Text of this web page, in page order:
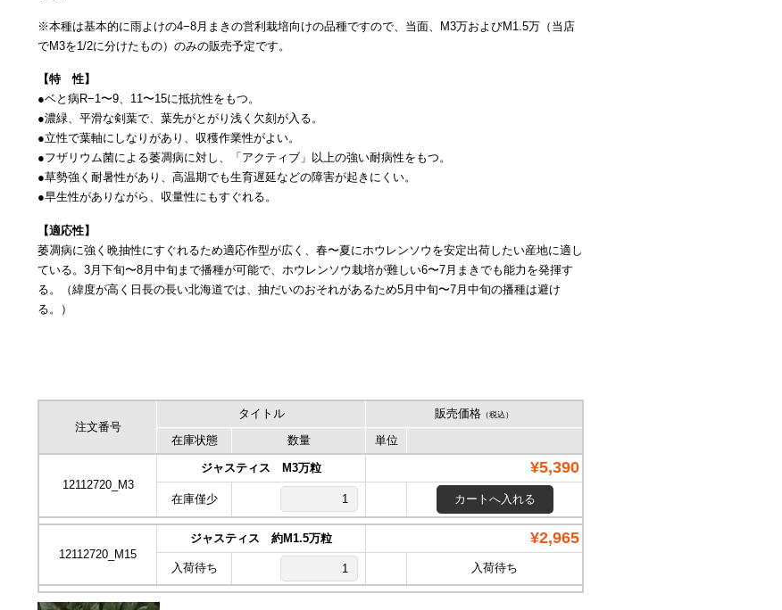
※本種は基本的に雨よけの4−8月まきの営利栽培向けの品種ですので、当面、M3万およびM1.5万（当店
でM3を1/2に分けたもの）のみの販売予定です。
【特 性】
●ベと病R−1〜9、11〜15に抵抗性をもつ。
●濃緑、平滑な剣葉で、葉先がとがり浅く欠刻が入る。
●立性で葉軸にしなりがあり、収穫作業性がよい。
●フザリウム菌による萎凋病に対し、「アクティブ」以上の強い耐病性をもつ。
●草勢強く耐暑性があり、高温期でも生育遅延などの障害が起きにくい。
●早生性がありながら、収量性にもすぐれる。
【適応性】
萎凋病に強く晩抽性にすぐれるため適応作型が広く、春〜夏にホウレンソウを安定出荷したい産地に適し
ている。3月下旬〜8月中旬まで播種が可能で、ホウレンソウ栽培が難しい6〜7月まきでも能力を発揮す
る。（緯度が高く日長の長い北海道では、抽だいのおそれがあるため5月中旬〜7月中旬の播種は避け
る。）
注文番号
タイトル 販売価格 （税込）
在庫状態 数量 単位
12112720_M3
ジャスティス M3万粒 ¥5,390
在庫僅少
12112720_M15
ジャスティス 約M1.5万粒 ¥2,965
入荷待ち 入荷待ち